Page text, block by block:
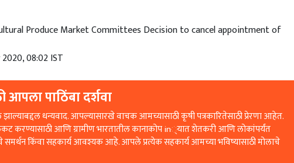
Produce Market Committees Decision to cancel appointment of
08:02 IST
आपला पाठिंबा दर्शवा
धन्यवाद. आपल्यासारखे वाचक आमच्यासाठी कृषी पत्रकारितेसाठी प्रेरणा आहेत.
करण्यासाठी आणि ग्रामीण भारतातील कानाकोप in्यात शेतकरी आणि लोकांपर्यंत
समर्थन किंवा सहकार्य आवश्यक आहे. आपले प्रत्येक सहकार्य आमच्या भविष्यासाठी मोलाचे